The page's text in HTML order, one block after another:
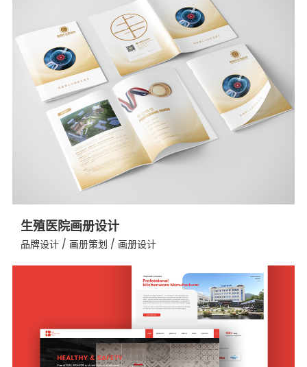
生殖医院画册设计
品牌设计 / 画册策划 / 画册设计